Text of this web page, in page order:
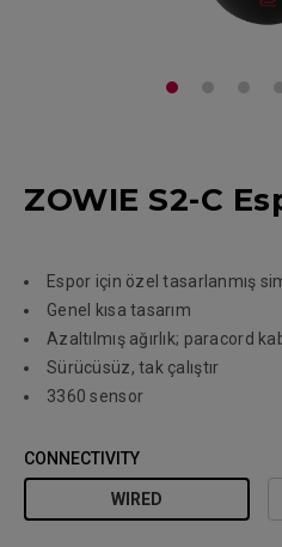
ZOWIE S2-C
Espor için özel tasarlanmış
Genel kısa tasarım
Azaltılmış ağırlık; paracord
Sürücüsüz, tak çalıştır
3360 sensor
CONNECTIVITY
WIRED